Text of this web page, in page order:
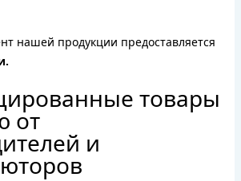
нашей продукции предоставляется
товары
от
и